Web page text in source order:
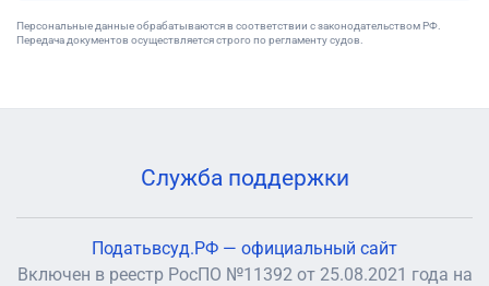
Персональные данные обрабатываются в соответствии с законодательством РФ.
Передача документов осуществляется строго по регламенту судов.
Служба поддержки
Податьвсуд.РФ — официальный сайт
Включен в реестр РосПО №11392 от 25.08.2021 года на